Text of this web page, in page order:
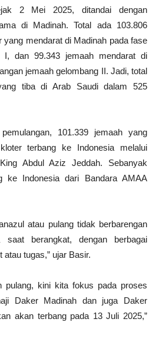
2 Mei 2025, ditandai dengan
di Madinah. Total ada 103.806
yang mendarat di Madinah pada fase
I, dan 99.343 jemaah mendarat di
jemaah gelombang II. Jadi, total
tiba di Arab Saudi dalam 525
101.339 jemaah yang
terbang ke Indonesia melalui
Abdul Aziz Jeddah. Sebanyak
ke Indonesia dari Bandara AMAA
atau pulang tidak berbarengan
saat berangkat, dengan berbagai
tugas,” ujar Basir.
pulang, kini kita fokus pada proses
Daker Madinah dan juga Daker
akan terbang pada 13 Juli 2025,”